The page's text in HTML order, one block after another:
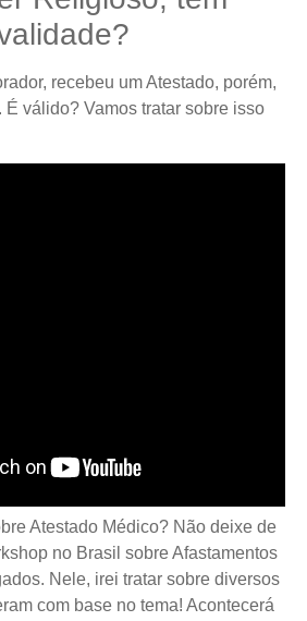
recebeu um Atestado, porém,
válido? Vamos tratar sobre isso
Atestado Médico? Não deixe de
no Brasil sobre Afastamentos
Nele, irei tratar sobre diversos
com base no tema! Acontecerá